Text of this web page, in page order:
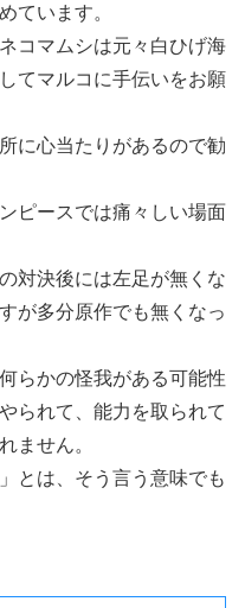
ています。
コマムシは元々白ひげ海
てマルコに手伝いをお願
に心当たりがあるので勧
ピースでは痛々しい場面
対決後には左足が無くな
が多分原作でも無くなっ
らかの怪我がある可能性
られて、能力を取られて
ません。
とは、そう言う意味でも